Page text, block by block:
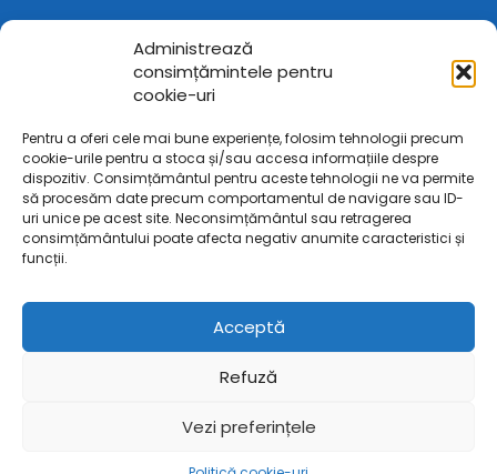
Administrează
consimțămintele pentru
cookie-uri
Pentru a oferi cele mai bune experiențe, folosim tehnologii precum
cookie-urile pentru a stoca și/sau accesa informațiile despre
dispozitiv. Consimțământul pentru aceste tehnologii ne va permite
să procesăm date precum comportamentul de navigare sau ID-
uri unice pe acest site. Neconsimțământul sau retragerea
consimțământului poate afecta negativ anumite caracteristici și
funcții.
Acceptă
Refuză
Vezi preferințele